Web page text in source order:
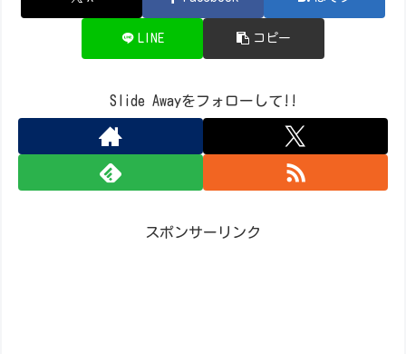
LINE コピー
Slide Awayをフォローして!!
スポンサーリンク